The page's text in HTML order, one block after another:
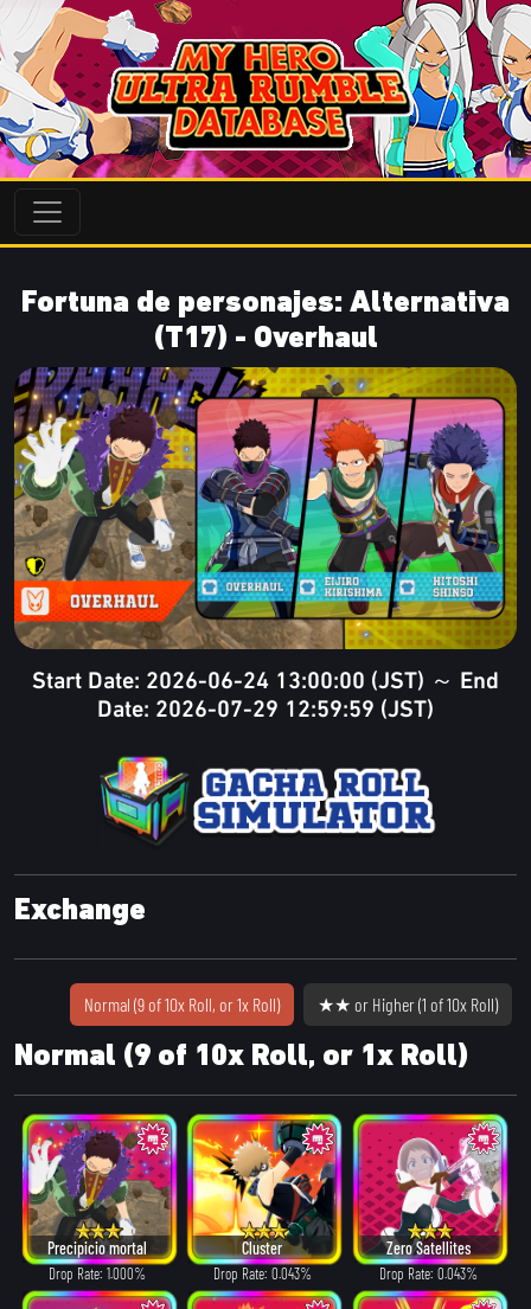
Fortuna de personajes: Alternativa
(T17) - Overhaul
Start Date: 2026-06-24 13:00:00 (JST) ～ End
Date: 2026-07-29 12:59:59 (JST)
Exchange
Normal (9 of 10x Roll, or 1x Roll) ★★ or Higher (1 of 10x Roll)
Normal (9 of 10x Roll, or 1x Roll)
Precipicio mortal
Drop Rate: 1.000%
Cluster
Drop Rate: 0.043%
Zero Satellites
Drop Rate: 0.043%